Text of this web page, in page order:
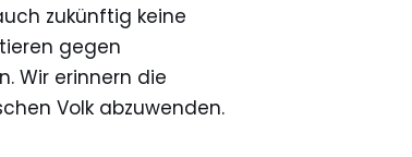
zukünftig keine
gegen
Wir erinnern die
Volk abzuwenden.